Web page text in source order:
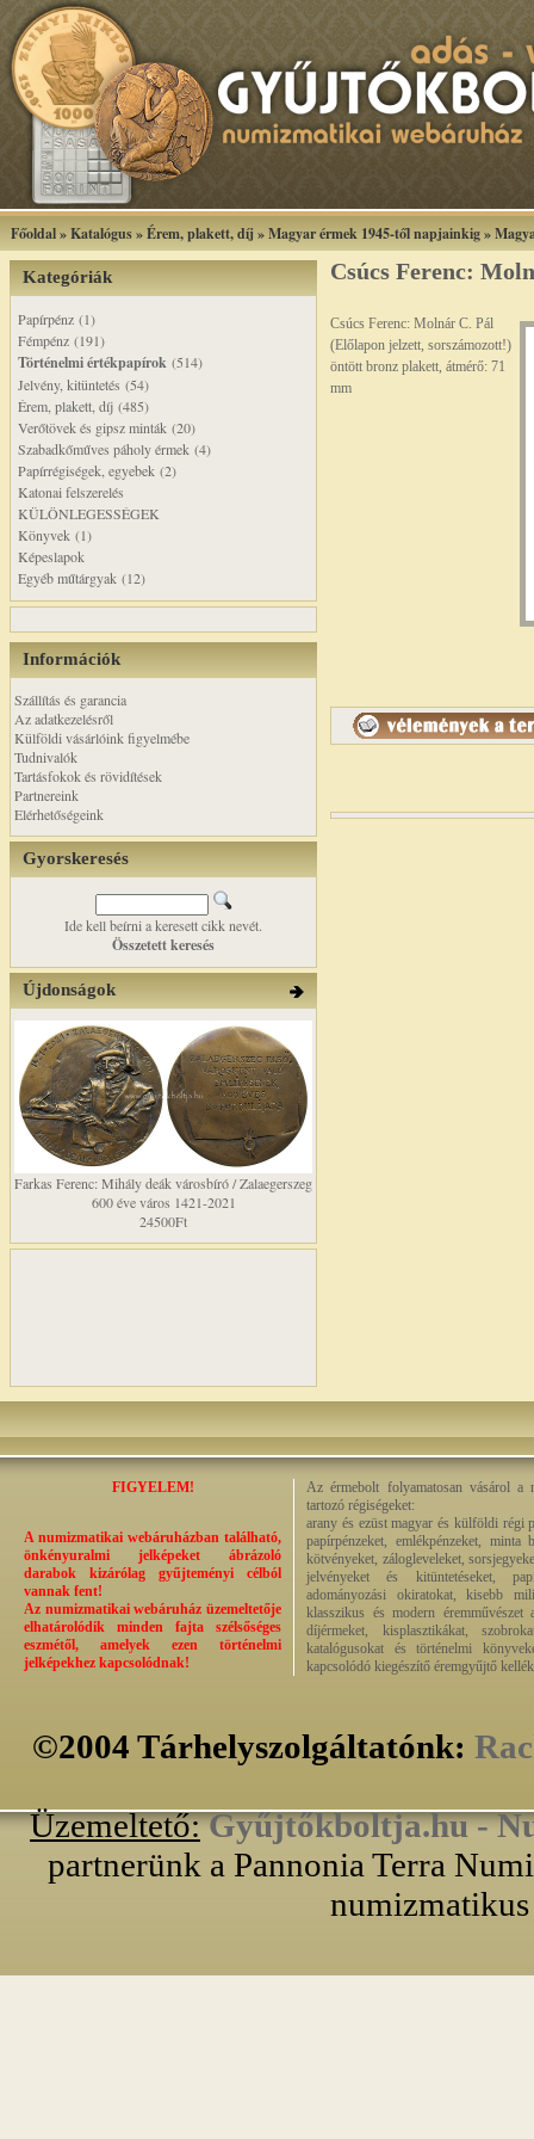
Főoldal»Katalógus»Érem, plakett, díj »Magyar érmek 1945-től napjainkig»
Kategóriák
Papírpénz (1)
Fémpénz (191)
Történelmi értékpapírok (514)
Jelvény, kitüntetés (54)
Érem, plakett, díj (485)
Verőtövek és gipsz minták (20)
Szabadkőműves páholy érmek (4)
Papírrégiségek, egyebek (2)
Katonai felszerelés
KÜLÖNLEGESSÉGEK
Könyvek (1)
Képeslapok
Egyéb műtárgyak (12)
Információk
Szállítás és garancia
Az adatkezelésről
Külföldi vásárlóink figyelmébe
Tudnivalók
Tartásfokok és rövidítések
Partnereink
Elérhetőségeink
Gyorskeresés
Ide kell beírni a keresett cikk nevét.
Összetett keresés
Újdonságok
Farkas Ferenc: Mihály deák városbíró / Zalaegerszeg
600 éve város 1421-2021
24500Ft
Csúcs Ferenc:
Csúcs Ferenc: Molnár C. Pál
(Előlapon jelzett, sorszámozott!)
öntött bronz plakett, átmérő: 71
mm
FIGYELEM!
A numizmatikai webáruházban található,
önkényuralmi jelképeket ábrázoló
darabok kizárólag gyűjteményi célból
vannak fent!
Az numizmatikai webáruház üzemeltetője
elhatárolódik minden fajta szélsőséges
eszmétől, amelyek ezen történelmi
jelképekhez kapcsolódnak!
Az érmebolt folyamatosan vásárol a
tartozó régiségeket:
arany és ezüst magyar és külföldi régi
papírpénzeket, emlékpénzeket, minta
kötvényeket, zálogleveleket,
jelvényeket és kitüntetéseket,
adományozási okiratokat, kisebb
klasszikus és modern éremművészet
díjérmeket, kisplasztikákat,
katalógusokat és történelmi
kapcsolódó kiegészítő éremgyűjtő
©2004 Tárhelyszolgáltatónk:
Üzemeltető: Gyűjtőkboltja.hu -
partnerünk a Pannonia Terra
numizmatikus